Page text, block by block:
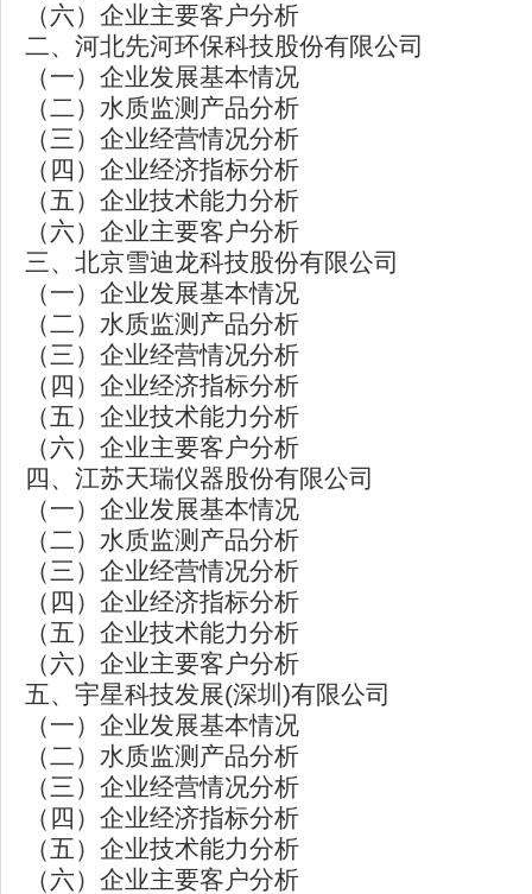
（六）企业主要客户分析
二、河北先河环保科技股份有限公司
（一）企业发展基本情况
（二）水质监测产品分析
（三）企业经营情况分析
（四）企业经济指标分析
（五）企业技术能力分析
（六）企业主要客户分析
三、北京雪迪龙科技股份有限公司
（一）企业发展基本情况
（二）水质监测产品分析
（三）企业经营情况分析
（四）企业经济指标分析
（五）企业技术能力分析
（六）企业主要客户分析
四、江苏天瑞仪器股份有限公司
（一）企业发展基本情况
（二）水质监测产品分析
（三）企业经营情况分析
（四）企业经济指标分析
（五）企业技术能力分析
（六）企业主要客户分析
五、宇星科技发展(深圳)有限公司
（一）企业发展基本情况
（二）水质监测产品分析
（三）企业经营情况分析
（四）企业经济指标分析
（五）企业技术能力分析
（六）企业主要客户分析